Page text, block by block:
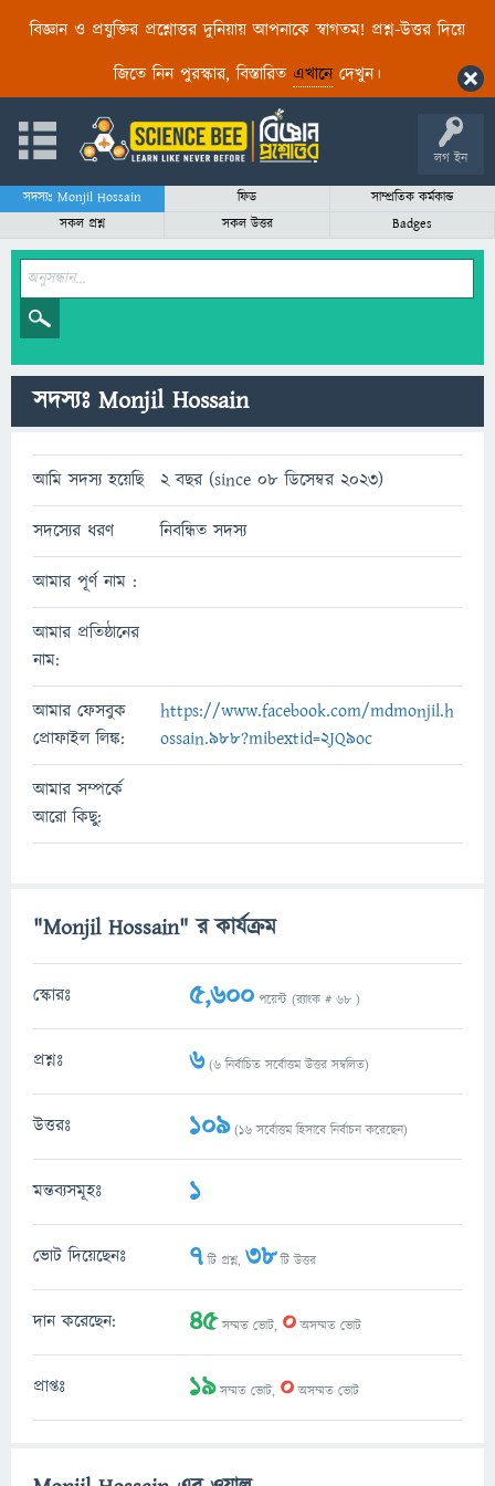
বিজ্ঞান ও প্রযুক্তির প্রশ্নোত্তর দুনিয়ায় আপনাকে স্বাগতম! প্রশ্ন-উত্তর দিয়ে
জিতে নিন পুরস্কার, বিস্তারিত এখানেদেখুন।
লগ ইন
সদস্যঃ Monjil Hossain ফিড
সাম্প্রতিক কর্মকান্ড
সকল প্রশ্ন
সকল উত্তর Badges
সদস্যঃ Monjil Hossain
আমি সদস্য হয়েছি 2 বছর (since 08 ডিসেম্বর 2023)
সদস্যের ধরণ নিবন্ধিত সদস্য
আমার পূর্ণ নাম :
আমার প্রতিষ্ঠানের
নাম:
আমার ফেসবুক
প্রোফাইল লিঙ্ক:
https://www.facebook.com/mdmonjil.h
ossain.988?mibextid=2JQ9oc
আমার সম্পর্কে
আরো কিছু:
"Monjil Hossain" র কার্যক্রম
স্কোরঃ 5,600 পয়েন্ট (র‌্যাংক # 68 )
প্রশ্নঃ 6(6নির্বাচিত সর্বোত্তম উত্তর সম্বলিত)
উত্তরঃ 109(16সর্বোত্তম হিসাবে নির্বাচন করেছেন)
মন্তব্যসমূহঃ 1
ভোট দিয়েছেনঃ 7টি প্রশ্ন, 38টি উত্তর
দান করেছেন: 45সম্মত ভোট, 0অসম্মত ভোট
প্রাপ্তঃ 19সম্মত ভোট, 0অসম্মত ভোট